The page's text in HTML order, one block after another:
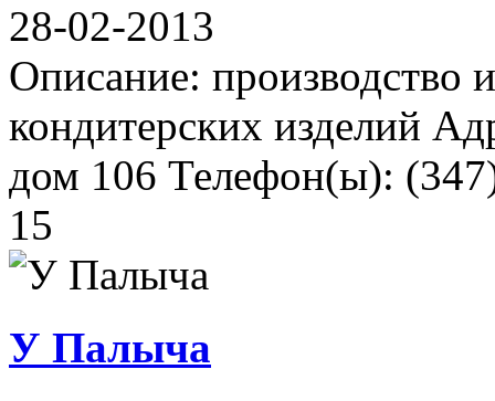
28-02-2013
Описание: производство
кондитерских изделий
дом 106 Телефон(ы):
15
У Палыча